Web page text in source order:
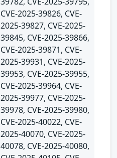
CVE-2025-39826, CVE-
2025-39827, CVE-2025-
39845, CVE-2025-39866,
CVE-2025-39871, CVE-
2025-39931, CVE-2025-
39953, CVE-2025-39955,
CVE-2025-39964, CVE-
2025-39977, CVE-2025-
39978, CVE-2025-39980,
CVE-2025-40022, CVE-
2025-40070, CVE-2025-
40078, CVE-2025-40080,